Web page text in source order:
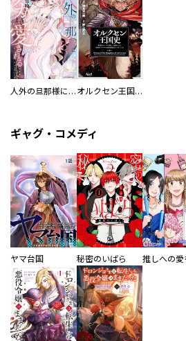
人外の旦那様に娶られ毎晩ナカまで愛される…。アンソロジー オルクセン王国史
ギャグ・コメディ
ヤマ台国 秘密のいばら